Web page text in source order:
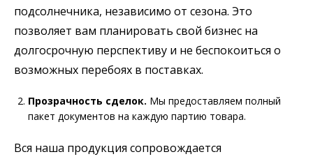
подсолнечника, независимо от сезона. Это
позволяет вам планировать свой бизнес на
долгосрочную перспективу и не беспокоиться о
возможных перебоях в поставках.
Прозрачность сделок. Мы предоставляем полный
пакет документов на каждую партию товара.
Вся наша продукция сопровождается